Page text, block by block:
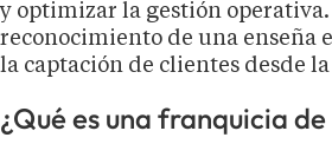
y optimizar la gestión operativa.
reconocimiento de una enseña
la captación de clientes desde
¿Qué es una franquicia